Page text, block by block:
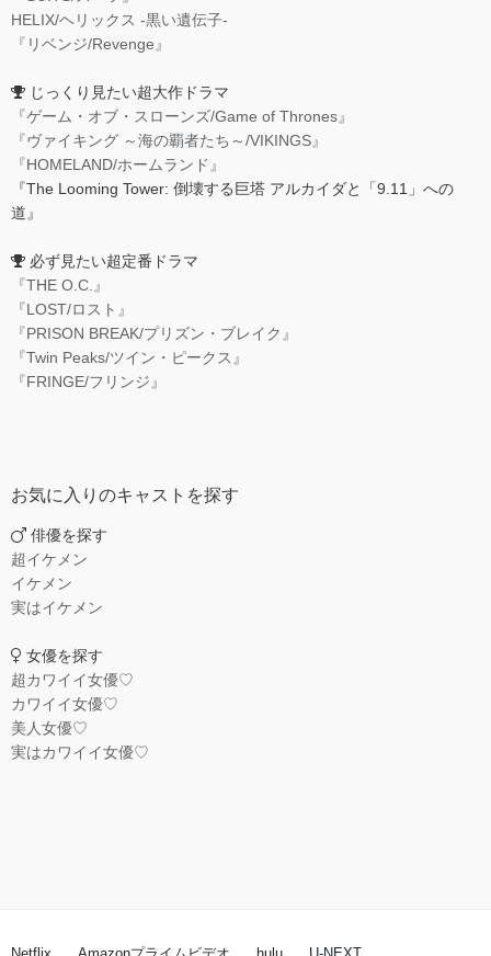
HELIX/ヘリックス -黒い遺伝子-
『リベンジ/Revenge』
じっくり見たい超大作ドラマ
『ゲーム・オブ・スローンズ/Game of Thrones』
『ヴァイキング ～海の覇者たち～/VIKINGS』
『HOMELAND/ホームランド』
『The Looming Tower: 倒壊する巨塔 アルカイダと「9.11」への
道』
必ず見たい超定番ドラマ
『THE O.C.』
『LOST/ロスト』
『PRISON BREAK/プリズン・ブレイク』
『Twin Peaks/ツイン・ピークス』
『FRINGE/フリンジ』
お気に入りのキャストを探す
俳優を探す
超イケメン
イケメン
実はイケメン
女優を探す
超カワイイ女優♡
カワイイ女優♡
美人女優♡
実はカワイイ女優♡